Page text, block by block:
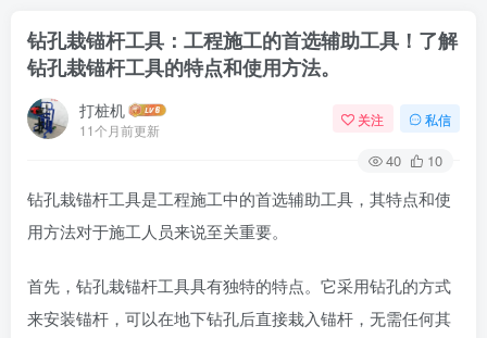
钻孔栽锚杆工具：工程施工的首选辅助工具！了解
钻孔栽锚杆工具的特点和使用方法。
打桩机
11个月前更新
关注 私信
40 10
钻孔栽锚杆工具是工程施工中的首选辅助工具，其特点和使
用方法对于施工人员来说至关重要。
首先，钻孔栽锚杆工具具有独特的特点。它采用钻孔的方式
来安装锚杆，可以在地下钻孔后直接栽入锚杆，无需任何其